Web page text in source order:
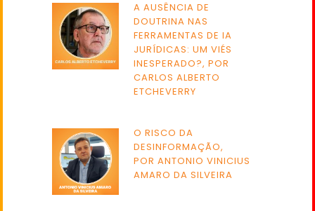
A AUSÊNCIA DE
DOUTRINA NAS
FERRAMENTAS DE IA
JURÍDICAS: UM VIÉS
INESPERADO?, POR
CARLOS ALBERTO
ETCHEVERRY
O RISCO DA
DESINFORMAÇÃO,
POR ANTONIO VINICIUS
AMARO DA SILVEIRA